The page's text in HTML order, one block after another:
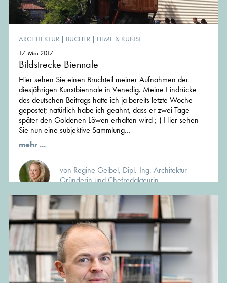
ARCHITEKTUR | BÜCHER | FILME & KUNST
17. Mai 2017
Bildstrecke Biennale
Hier sehen Sie einen Bruchteil meiner Aufnahmen der
diesjährigen Kunstbiennale in Venedig. Meine Eindrücke
des deutschen Beitrags hatte ich ja bereits letzte Woche
gepostet; natürlich habe ich geahnt, dass er zwei Tage
später den Goldenen Löwen erhalten wird ;-) Hier sehen
Sie nun eine subjektive Sammlung...
mehr ...
von Regine Geibel, Dipl.-Ing. Architektur
Gründerin und Chefredakteurin